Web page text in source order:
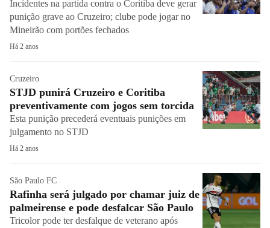
Incidentes na partida contra o Coritiba deve gerar
punição grave ao Cruzeiro; clube pode jogar no
Mineirão com portões fechados
Há 2 anos
Cruzeiro
STJD punirá Cruzeiro e Coritiba
preventivamente com jogos sem torcida
Esta punição precederá eventuais punições em
julgamento no STJD
Há 2 anos
São Paulo FC
Rafinha será julgado por chamar juiz de
palmeirense e pode desfalcar São Paulo
Tricolor pode ter desfalque de veterano após